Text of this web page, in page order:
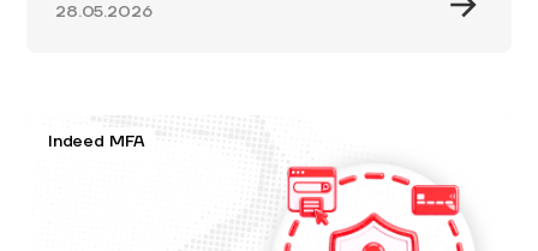
28.05.2026
Indeed MFA